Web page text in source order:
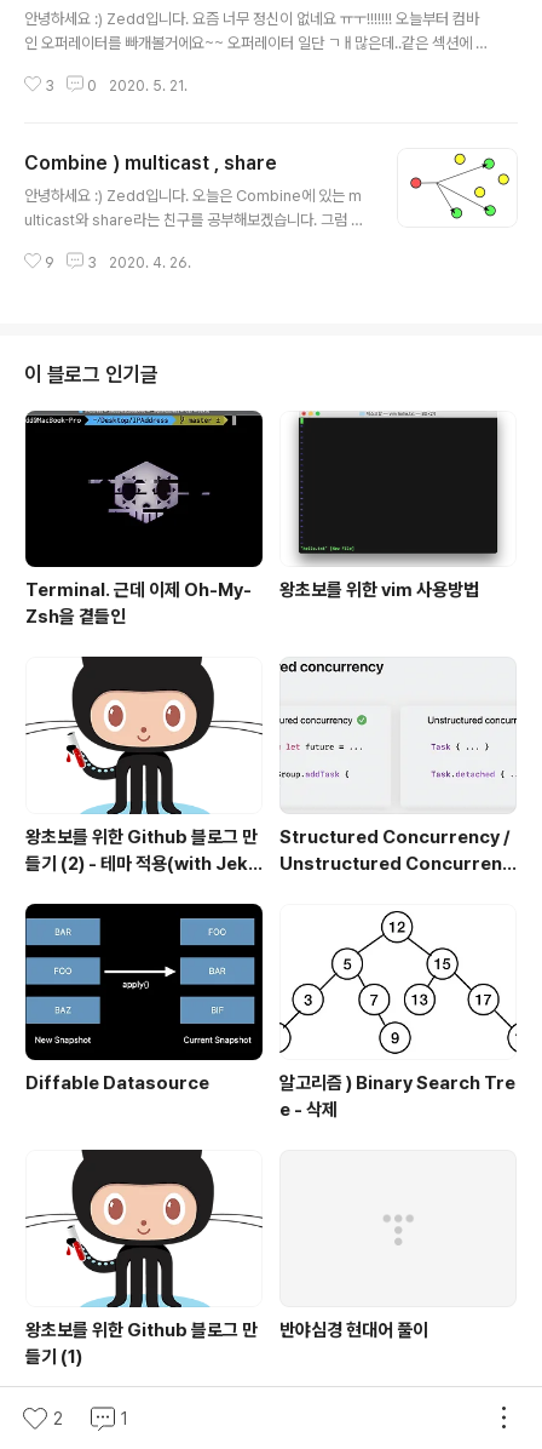
안녕하세요 :) Zedd입니다. 요즘 너무 정신이 없네요 ㅠㅜ!!!!!!! 오늘부터 컴바
인 오퍼레이터를 빠개볼거에요~~ 오퍼레이터 일단 ㄱㅐ많은데..같은 섹션에 있
s친구들입니다. map tryMap flatMap mapError replaceNil scan tryS
됨. map은 upstream publisher의 모든 요소를 변환하는 친구입니다. map
은 간단하죠?! 파라미터로 넣은 transform closure에 모든 요소가 들어가..
3 0 2020. 5. 21.
Combine ) multicast , share
안녕하세요 :) Zedd입니다. 오늘은 Combine에 있는 m
ulticast와 share라는 친구를 공부해보겠습니다. 그럼 바
m/1009 Combine ) ConnectablePublisher 안녕하
nnectablePublisher은 프로토콜입니다! 아오 프로.. ze
ddios.tistory.com ConnectablePublisher에 대한
이해가 있으시면 좋습니다. multicast 멀티캐스트..라는
9 3 2020. 4. 26.
이 블로그 인기글
Terminal. 근데 이제 Oh-My-
Zsh을 곁들인
왕초보를 위한 vim 사용방법
왕초보를 위한 Github 블로그 만
들기 (2) - 테마 적용(with Jekyl
Structured Concurrency /
Unstructured Concurrenc
Diffable Datasource
알고리즘 ) Binary Search Tre
e - 삭제
왕초보를 위한 Github 블로그 만
들기 (1)
반야심경 현대어 풀이
2 1